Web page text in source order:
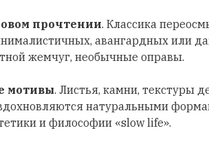
прочтении. Классика
авангардных или
жемчуг, необычные оправы.
мотивы. Листья, камни, текстуры
натуральными
и философии «slow life».